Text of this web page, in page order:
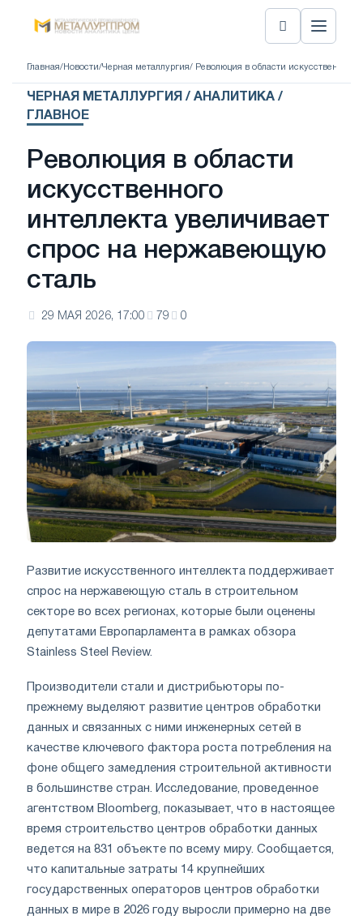
Главная/ Новости/Черная металлургия/ Революция в области
ЧЕРНАЯ МЕТАЛЛУРГИЯ / АНАЛИТИКА /
ГЛАВНОЕ
Революция в области
искусственного
интеллекта увеличивает
спрос на нержавеющую
сталь
29 МАЯ 2026, 17:00 79 0
Развитие искусственного интеллекта поддерживает
спрос на нержавеющую сталь в строительном
секторе во всех регионах, которые были оценены
депутатами Европарламента в рамках обзора
Stainless Steel Review.
Производители стали и дистрибьюторы по-
прежнему выделяют развитие центров обработки
данных и связанных с ними инженерных сетей в
качестве ключевого фактора роста потребления на
фоне общего замедления строительной активности
в большинстве стран. Исследование, проведенное
агентством Bloomberg, показывает, что в настоящее
время строительство центров обработки данных
ведется на 831 объекте по всему миру. Сообщается,
что капитальные затраты 14 крупнейших
государственных операторов центров обработки
данных в мире в 2026 году выросли примерно на две